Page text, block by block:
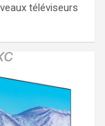
téléviseurs